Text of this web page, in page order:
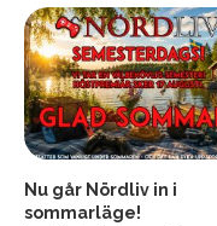
Nu går Nördliv in i
sommarläge!